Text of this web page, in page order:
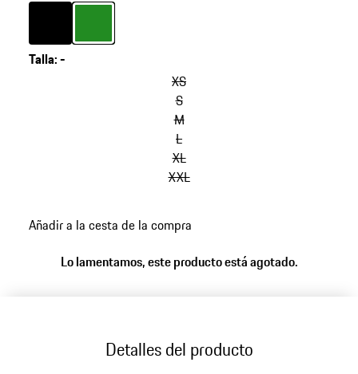
Color
Negro
ColorVerde
Talla:-
XS
S
M
L
XL
XXL
Añadir a la cesta de la compra
Lo lamentamos, este producto está agotado.
Detalles del producto